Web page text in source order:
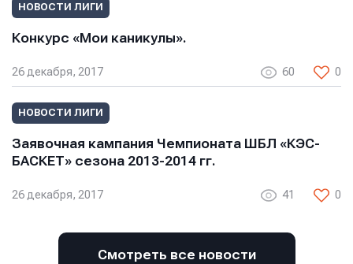
НОВОСТИ ЛИГИ
Конкурс «Мои каникулы».
26 декабря, 2017 60 0
НОВОСТИ ЛИГИ
Заявочная кампания Чемпионата ШБЛ «КЭС-
БАСКЕТ» сезона 2013-2014 гг.
26 декабря, 2017 41 0
Смотреть все новости